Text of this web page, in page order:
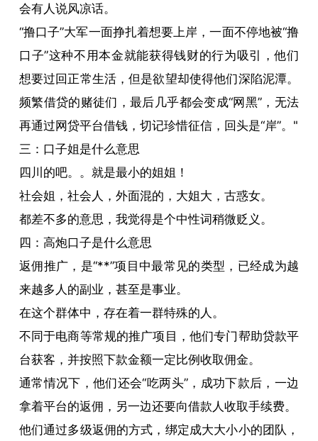
会有人说风凉话。
“撸口子”大军一面挣扎着想要上岸，一面不停地被“撸
口子”这种不用本金就能获得钱财的行为吸引，他们
想要过回正常生活，但是欲望却使得他们深陷泥潭。
频繁借贷的赌徒们，最后几乎都会变成“网黑”，无法
再通过网贷平台借钱，切记珍惜征信，回头是“岸”。"
三：口子姐是什么意思
四川的吧。。就是最小的姐姐！
社会姐，社会人，外面混的，大姐大，古惑女。
都差不多的意思，我觉得是个中性词稍微贬义。
四：高炮口子是什么意思
返佣推广，是“**”项目中最常见的类型，已经成为越
来越多人的副业，甚至是事业。
在这个群体中，存在着一群特殊的人。
不同于电商等常规的推广项目，他们专门帮助贷款平
台获客，并按照下款金额一定比例收取佣金。
通常情况下，他们还会“吃两头”，成功下款后，一边
拿着平台的返佣，另一边还要向借款人收取手续费。
他们通过多级返佣的方式，绑定成大大小小的团队，